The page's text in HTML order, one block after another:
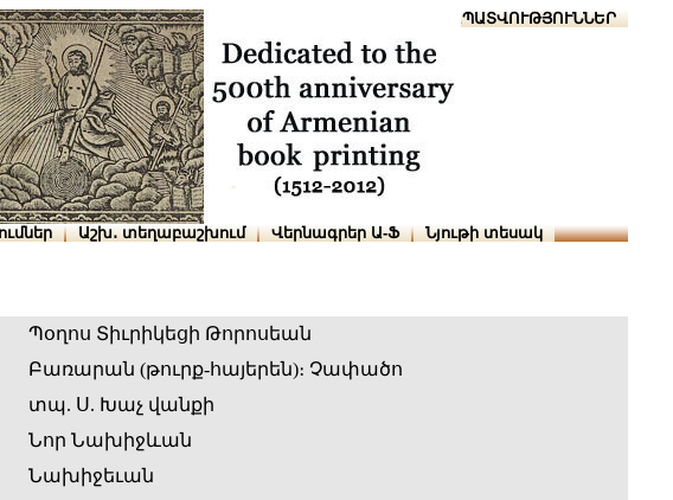
ՆԱԽԱՊԱՏՎՈՒԹՅՈՒՆՆԵՐ
Աշխ․ տեղաբաշխում Վերնագրեր Ա-Ֆ Նյութի տեսակ
Պօղոս Տիւրիկեցի Թորոսեան
Բառարան (թուրք-հայերեն)։ Չափածո
տպ. Ս. Խաչ վանքի
Նոր Նախիջևան
Նախիջեւան